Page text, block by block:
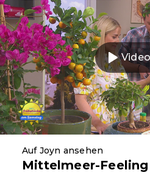
Auf Joyn ansehen
Mittelmeer-